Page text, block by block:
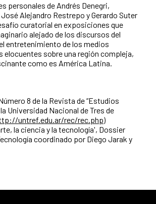
personales de Andrés Denegri,
Alejandro Restrepo y Gerardo Suter
curatorial en exposiciones que
alejado de los discursos del
entretenimiento de los medios
elocuentes sobre una región compleja,
como es América Latina.
8 de la Revista de “Estudios
Universidad Nacional de Tres de
untref.edu.ar/rec/rec.php)
la ciencia y la tecnología', Dossier
coordinado por Diego Jarak y